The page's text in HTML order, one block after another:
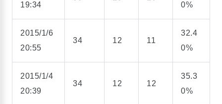
19:34
0%
2015/1/6
20:55
34 12 11
32.4
0%
2015/1/4
20:39
34 12 12
35.3
0%